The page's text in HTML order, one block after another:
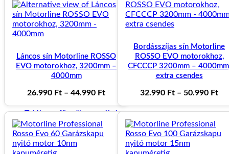
150.000Ft
Tolókapu keret méretre gyártott osztott
Tolókapu vízszintes pálcás
Tolókapu függőleges pálcás
Tolókapu függőleges pálcás osztott
Láncos sín Motorline ROSSO
EVO motorokhoz, 3200mm –
4000mm
26.990 Ft – 44.990 FtÁrtartomány:
26.990 Ft
-
44.990 Ft
Bordásszíjas sín Motorline
ROSSO EVO motorokhoz,
CFCCCP 3200mm –
extra csendes
32.990 Ft – 50.990 Ft
-